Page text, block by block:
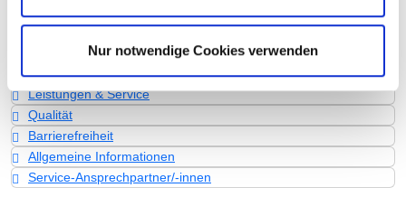
Nur notwendige Cookies verwenden
Informationen und Leistungen des
Krankenhauses für alle Fachabteilungen
Leistungen & Service
Qualität
Barrierefreiheit
Allgemeine Informationen
Service-Ansprechpartner/-innen